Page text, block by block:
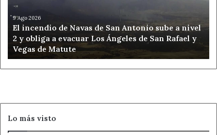
San
Antonio
sube
nivel
2
y
Ángeles
de
9 Ago 2026
El incendio de Navas de San Antonio sube a nivel
2 y obliga a evacuar Los Ángeles de San Rafael y
Vegas de Matute
Lo más visto